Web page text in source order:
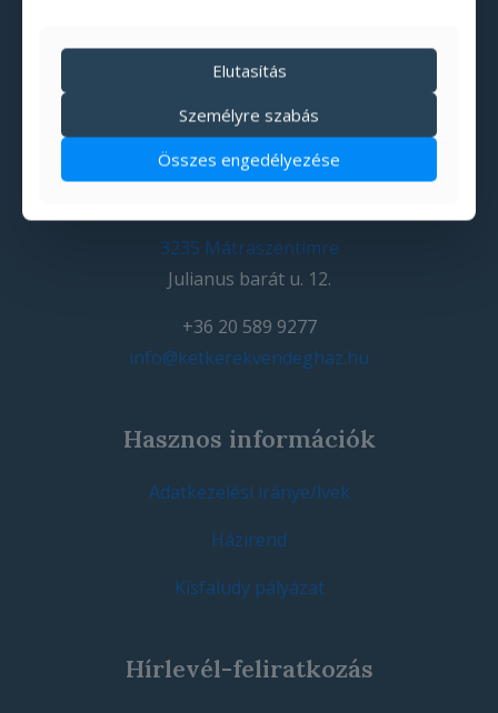
3235 Mátraszentimre
Julianus barát u. 12.
+36 20 589 9277
info@ketkerekvendeghaz.hu
Hasznos információk
Adatkezelési iránye/lvek
Házirend
Kisfaludy pályázat
Hírlevél-feliratkozás
Elutasítás
Személyre szabás
Összes engedélyezése